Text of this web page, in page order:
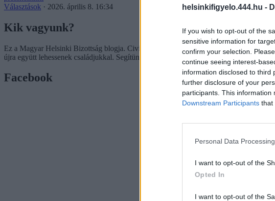
helsinkifigyelo.444.hu -
If you wish to opt-out of the
sensitive information for
confirm your selection.
continue seeing interest-
information disclosed to third
further disclosure of your
participants. This
Downstream Participants that
Personal Data
I want to opt-out of the
Opted In
I want to opt-out of the
Választások · 2026. április 8. 16:34
Kik vagyunk?
Ez a Magyar Helsinki Bizottság blogja. Civil jogvédő egyesületünk abban segít, hogy
újra együtt lehessenek családjukkal. Segítünk, hogy legyen következménye annak,
Facebook